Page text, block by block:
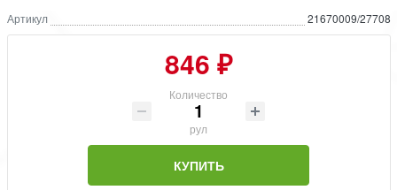
Артикул 21670009/27708
846 ₽
Количество
рул
КУПИТЬ